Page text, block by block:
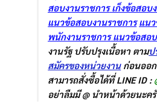
สอบงานราชการ เก็งข้อสอบ
แนวข้อสอบงานราชการ แน
พนักงานราชการ แนวข้อสอ
งานรัฐ ปรับปรุงเนื้อหา ตามป
สมัครของหน่วยงานก่อนออก
สามารถสั่งซื้อได้ที่ LINE ID :
อย่าลืมมี @ นำหน้าด้วยนะค